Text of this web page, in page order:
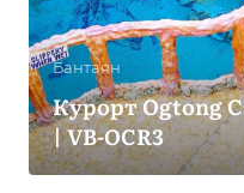
Бантаян
Курорт Ogtong
| VB-OCR3